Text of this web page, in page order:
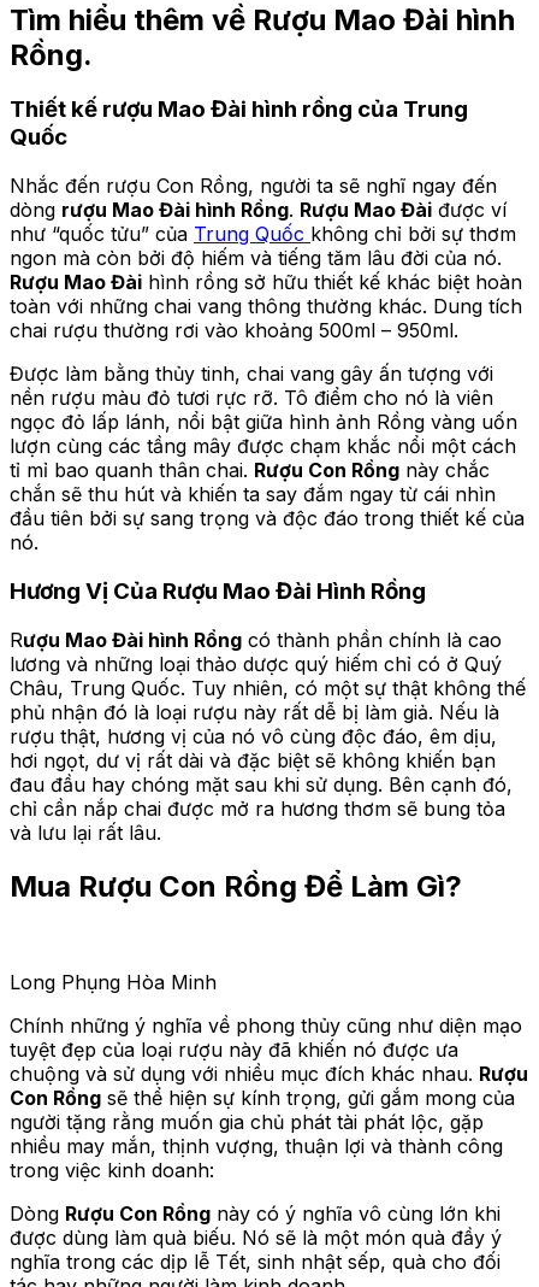
Tìm hiểu thêm về Rượu Mao Đài hình
Rồng.
Thiết kế rượu Mao Đài hình rồng của Trung
Quốc
Nhắc đến rượu Con Rồng, người ta sẽ nghĩ ngay đến
dòng rượu Mao Đài hình Rồng. Rượu Mao Đài được ví
như “quốc tửu” của Trung Quốc không chỉ bởi sự thơm
ngon mà còn bởi độ hiếm và tiếng tăm lâu đời của nó.
Rượu Mao Đài hình rồng sở hữu thiết kế khác biệt hoàn
toàn với những chai vang thông thường khác. Dung tích
chai rượu thường rơi vào khoảng 500ml – 950ml.
Được làm bằng thủy tinh, chai vang gây ấn tượng với
nền rượu màu đỏ tươi rực rỡ. Tô điểm cho nó là viên
ngọc đỏ lấp lánh, nổi bật giữa hình ảnh Rồng vàng uốn
lượn cùng các tầng mây được chạm khắc nổi một cách
tỉ mỉ bao quanh thân chai. Rượu Con Rồng này chắc
chắn sẽ thu hút và khiến ta say đắm ngay từ cái nhìn
đầu tiên bởi sự sang trọng và độc đáo trong thiết kế của
nó.
Hương Vị Của Rượu Mao Đài Hình Rồng
Rượu Mao Đài hình Rồng có thành phần chính là cao
lương và những loại thảo dược quý hiếm chỉ có ở Quý
Châu, Trung Quốc. Tuy nhiên, có một sự thật không thế
phủ nhận đó là loại rượu này rất dễ bị làm giả. Nếu là
rượu thật, hương vị của nó vô cùng độc đáo, êm dịu,
hơi ngọt, dư vị rất dài và đặc biệt sẽ không khiến bạn
đau đầu hay chóng mặt sau khi sử dụng. Bên cạnh đó,
chỉ cần nắp chai được mở ra hương thơm sẽ bung tỏa
và lưu lại rất lâu.
Mua Rượu Con Rồng Để Làm Gì?
Long Phụng Hòa Minh
Chính những ý nghĩa về phong thủy cũng như diện mạo
tuyệt đẹp của loại rượu này đã khiến nó được ưa
chuộng và sử dụng với nhiều mục đích khác nhau. Rượu
Con Rồng sẽ thể hiện sự kính trọng, gửi gắm mong của
người tặng rằng muốn gia chủ phát tài phát lộc, gặp
nhiều may mắn, thịnh vượng, thuận lợi và thành công
trong việc kinh doanh:
Dòng Rượu Con Rồng này có ý nghĩa vô cùng lớn khi
được dùng làm quà biếu. Nó sẽ là một món quà đầy ý
nghĩa trong các dịp lễ Tết, sinh nhật sếp, quà cho đối